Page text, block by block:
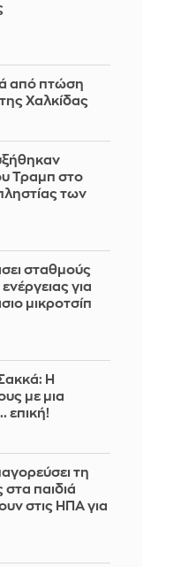
από πτώση
Χαλκίδας
Τραμπ στο
των
σταθμούς
για
μικροτσίπ
Η
με μια
επική!
τη
παιδιά
στις ΗΠΑ για